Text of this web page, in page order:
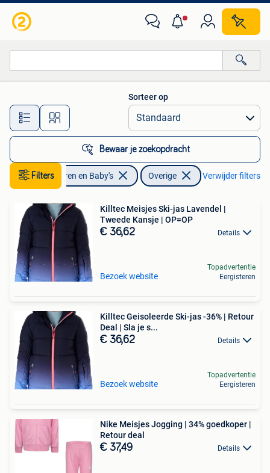
Alle afstanden…
Sorteer op
Bewaar je zoekopdracht
FiltersKinderen en Baby's Overige Verwijder filters
Killtec Meisjes Ski-jas Lavendel |
Tweede Kansje | OP=OP
€ 36,62 Details
Bezoek website
Topadvertentie
Eergisteren
Killtec Geisoleerde Ski-jas -36% | Retour
Deal | Sla je s...
€ 36,62 Details
Bezoek website
Topadvertentie
Eergisteren
Nike Meisjes Jogging | 34% goedkoper |
Retour deal
€ 37,49 Details